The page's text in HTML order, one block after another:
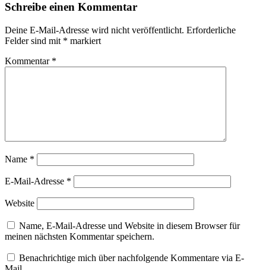
Schreibe einen Kommentar
Deine E-Mail-Adresse wird nicht veröffentlicht. Erforderliche
Felder sind mit * markiert
Kommentar *
Name *
E-Mail-Adresse *
Website
Name, E-Mail-Adresse und Website in diesem Browser für
meinen nächsten Kommentar speichern.
Benachrichtige mich über nachfolgende Kommentare via E-